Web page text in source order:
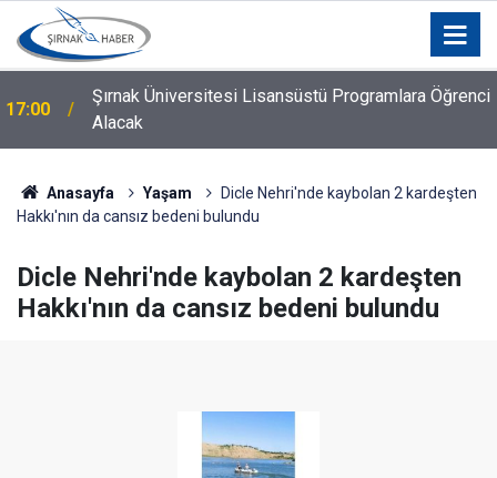
17:00
Şırnak Üniversitesi Lisansüstü Programlara Öğrenci
Alacak
Anasayfa Yaşam
Dicle Nehri'nde kaybolan 2 kardeşten
Hakkı'nın da cansız bedeni bulundu
Dicle Nehri'nde kaybolan 2 kardeşten
Hakkı'nın da cansız bedeni bulundu